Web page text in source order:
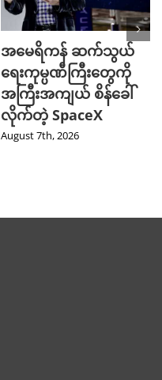
အမေရိကန် ဆက်သွယ်
ရေးကုမ္ပဏီကြီးတွေကို
အကြီးအကျယ် စိန်ခေါ်
လိုက်တဲ့ SpaceX
August 7th, 2026